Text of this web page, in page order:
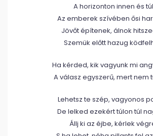
A horizonton innen és túl
Az emberek szívében ősi
Jövőt építenek, álnok
Szemük előtt hazug
Ha kérded, kik vagyunk mi
A válasz egyszerű, mert nem
Lehetsz te szép, vagyonos
De lelked ezekért túlon túl
Állj ki az éjbe, kérlek